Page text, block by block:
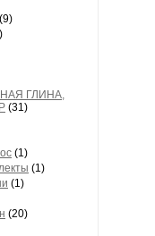
(9)
ГЛИНА,
(31)
(1)
(1)
(1)
(20)